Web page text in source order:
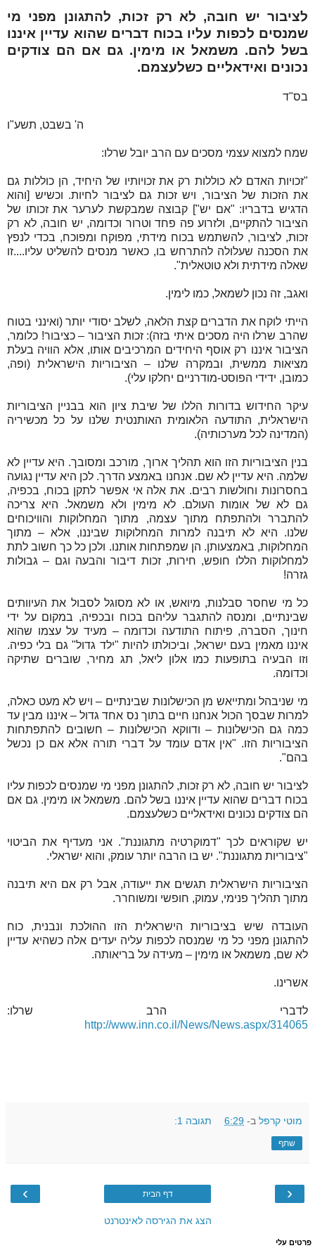
לציבור יש חובה, לא רק זכות, להתגונן מפני מי
שמנסים לכפות עליו בכוח דברים שהוא עדיין איננו
בשל להם. משמאל או מימין. גם אם הם צודקים
נכונים ואידאליים כשלעצמם.
בס"ד
ה' בשבט, תשע"ו
שמח למצוא עצמי מסכים עם הרב יובל שרלו:
"זכויות האדם לא כוללות רק את זכויותיו של היחיד, הן כוללות גם
את הזכות של הציבור, ויש זכות גם לציבור לחיות. וכשיש [והוא
הדגיש בדבריו: "אם יש"] קבוצה שמבקשת לערער את זכותו של
הציבור להתקיים, ולזרוע פה פחד וטרור וכדומה, יש חובה, לא רק
זכות, לציבור, להשתמש בכוח מידתי, מפוקח ומפוכח, בכדי לנפץ
את הסכנה שעלולה להתרחש בו, כאשר מנסים להשליט עליו....זו
שאלה מידתית ולא טוטאלית".
ואגב, זה נכון לשמאל, כמו לימין.
הייתי לוקח את הדברים קצת הלאה, לשלב יסודי יותר (ואינני בטוח
שהרב שרלו היה מסכים איתי בזה): זכות הציבור – כציבור! כלומר,
הציבור איננו רק אוסף היחידים המרכיבים אותו, אלא הוויה בעלת
מציאות ממשית, ובמקרה שלנו – הציבוריות הישראלית (ופה,
כמובן, ידידי הפוסט-מודרניים יחלקו עלי).
עיקר החידוש בדורות הללו של שיבת ציון הוא בבניין הציבוריות
הישראלית, התודעה הלאומית האותנטית שלנו על כל מכשיריה
(המדינה לכל מערכותיה).
בנין הציבוריות הזו הוא תהליך ארוך, מורכב ומסובך. היא עדיין לא
שלמה. היא עדיין לא שם. אנחנו באמצע הדרך. לכן היא עדיין נגועה
בחסרונות וחולשות רבים. את אלה אי אפשר לתקן בכוח, בכפיה,
גם לא של אומות העולם. לא מימין ולא משמאל. היא צריכה
להתברר ולהתפתח מתוך עצמה, מתוך המחלוקות והוויכוחים
שלנו. היא לא תיבנה למרות המחלוקות שביננו, אלא – מתוך
המחלוקות, באמצעותן. הן שמפתחות אותנו. ולכן כל כך חשוב לתת
למחלוקות הללו חופש, חירות, זכות דיבור והבעה וגם – גבולות
גזרה!
כל מי שחסר סבלנות, מיואש, או לא מסוגל לסבול את העיוותים
שבינתיים, ומנסה להתגבר עליהם בכוח ובכפיה, במקום על ידי
חינוך, הסברה, פיתוח התודעה וכדומה – מעיד על עצמו שהוא
איננו מאמין בעם ישראל, וביכולתו להיות "ילד גדול" גם בלי כפיה.
וזו הבעיה בתופעות כמו אלון ליאל, תג מחיר, שוברים שתיקה
וכדומה.
מי שניבהל ומתייאש מן הכישלונות שבינתיים – ויש לא מעט כאלה,
למרות שבסך הכול אנחנו חיים בתוך נס אחד גדול – איננו מבין עד
כמה גם הכישלונות – ודווקא הכישלונות – חשובים להתפתחות
הציבוריות הזו. "אין אדם עומד על דברי תורה אלא אם כן נכשל
בהם".
לציבור יש חובה, לא רק זכות, להתגונן מפני מי שמנסים לכפות עליו
בכוח דברים שהוא עדיין איננו בשל להם. משמאל או מימין. גם אם
הם צודקים נכונים ואידאליים כשלעצמם.
יש שקוראים לכך "דמוקרטיה מתגוננת". אני מעדיף את הביטוי
"ציבוריות מתגוננת". יש בו הרבה יותר עומק, והוא ישראלי.
הציבוריות הישראלית תגשים את ייעודה, אבל רק אם היא תיבנה
מתוך תהליך פנימי, עמוק, חופשי ומשוחרר.
העובדה שיש בציבוריות הישראלית הזו ההולכת ונבנית, כוח
להתגונן מפני כל מי שמנסה לכפות עליה יעדים אלה כשהיא עדיין
לא שם, משמאל או מימין – מעידה על בריאותה.
אשרינו.
לדברי הרב שרלו:
http://www.inn.co.il/News/News.aspx/314065
מוטי קרפל ב- 6:29 תגובה 1:
שתף
‹
› דף הבית
הצג את הגירסה לאינטרנט
פרטים עלי